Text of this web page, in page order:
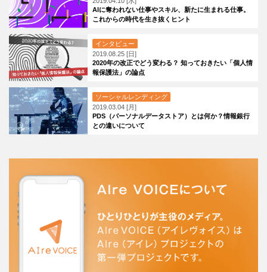
AIに奪われない仕事やスキル、新たに生まれる仕事。
これからの時代を生き抜くヒント
インタビュー
2019.08.25 [日]
2020年の改正でどう変わる？ 知っておきたい「個人情
報保護法」の論点
ソーシャルレンディング
2019.03.04 [月]
PDS（パーソナルデータストア）とは何か？情報銀行
との違いについて